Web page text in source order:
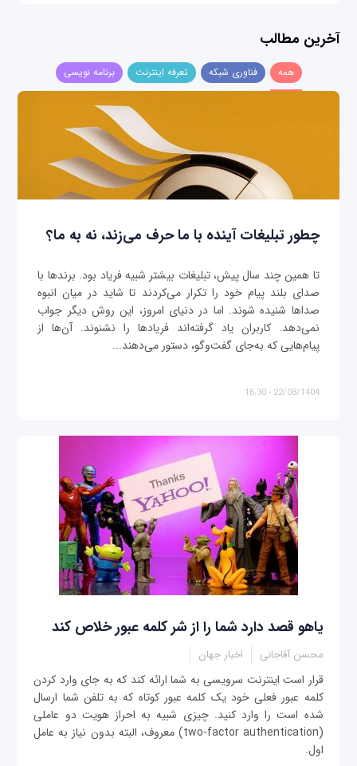
آخرین مطالب
همه فناوری شبکه تعرفه اینترنت برنامه نویسی
چطور تبلیغات آینده با ما حرف می‌زند، نه به ما؟
تا همین چند سال پیش، تبلیغات بیشتر شبیه فریاد بود. برندها با
صدای بلند پیام خود را تکرار می‌کردند تا شاید در میان انبوه
صداها شنیده شوند. اما در دنیای امروز، این روش دیگر جواب
نمی‌دهد. کاربران یاد گرفته‌اند فریادها را نشنوند. آن‌ها از
پیام‌هایی که به‌جای گفت‌وگو، دستور می‌دهند...
22/08/1404 - 16:30
یاهو قصد دارد شما را از شر کلمه عبور خلاص کند
محسن آقاجانی اخبار جهان
قرار است اینترنت سرویسی به شما ارائه کند که به جای وارد کردن
کلمه عبور فعلی خود یک کلمه عبور کوتاه که به تلفن شما ارسال
شده است را وارد کنید. چیزی شبیه به احراز هویت دو عاملی
(two-factor authentication) معروف، البته بدون نیاز به عامل
اول.